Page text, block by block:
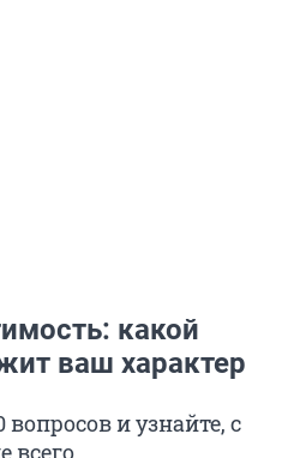
какой
ваш характер
вопросов и узнайте, с
всего